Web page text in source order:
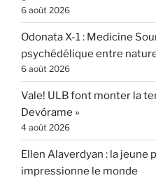
6 août 2026
Odonata X-1 : Medicine
psychédélique entre
6 août 2026
Vale! ULB font monter la
Devórame »
4 août 2026
Ellen Alaverdyan : la jeune
impressionne le monde